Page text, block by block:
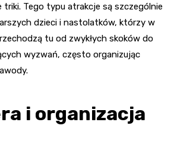
Tego typu atrakcje są szczególnie
dzieci i nastolatków, którzy w
tu od zwykłych skoków do
wyzwań, często organizując
i organizacja